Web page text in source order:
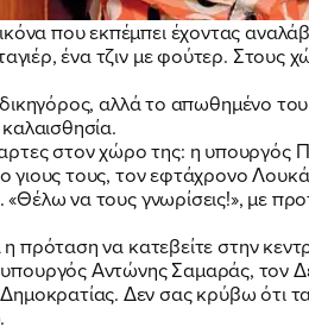
που εκπέμπει έχοντας
ένα τζιν με φούτερ. Στους
αλλά το απωθημένο
στον χώρο της: η υπουργός
γιους τους, τον εφτάχρονο
να τους γνωρίσεις!», με
να κατεβείτε στην
Αντώνης Σαμαράς, τον
Δεν σας κρύβω ότι